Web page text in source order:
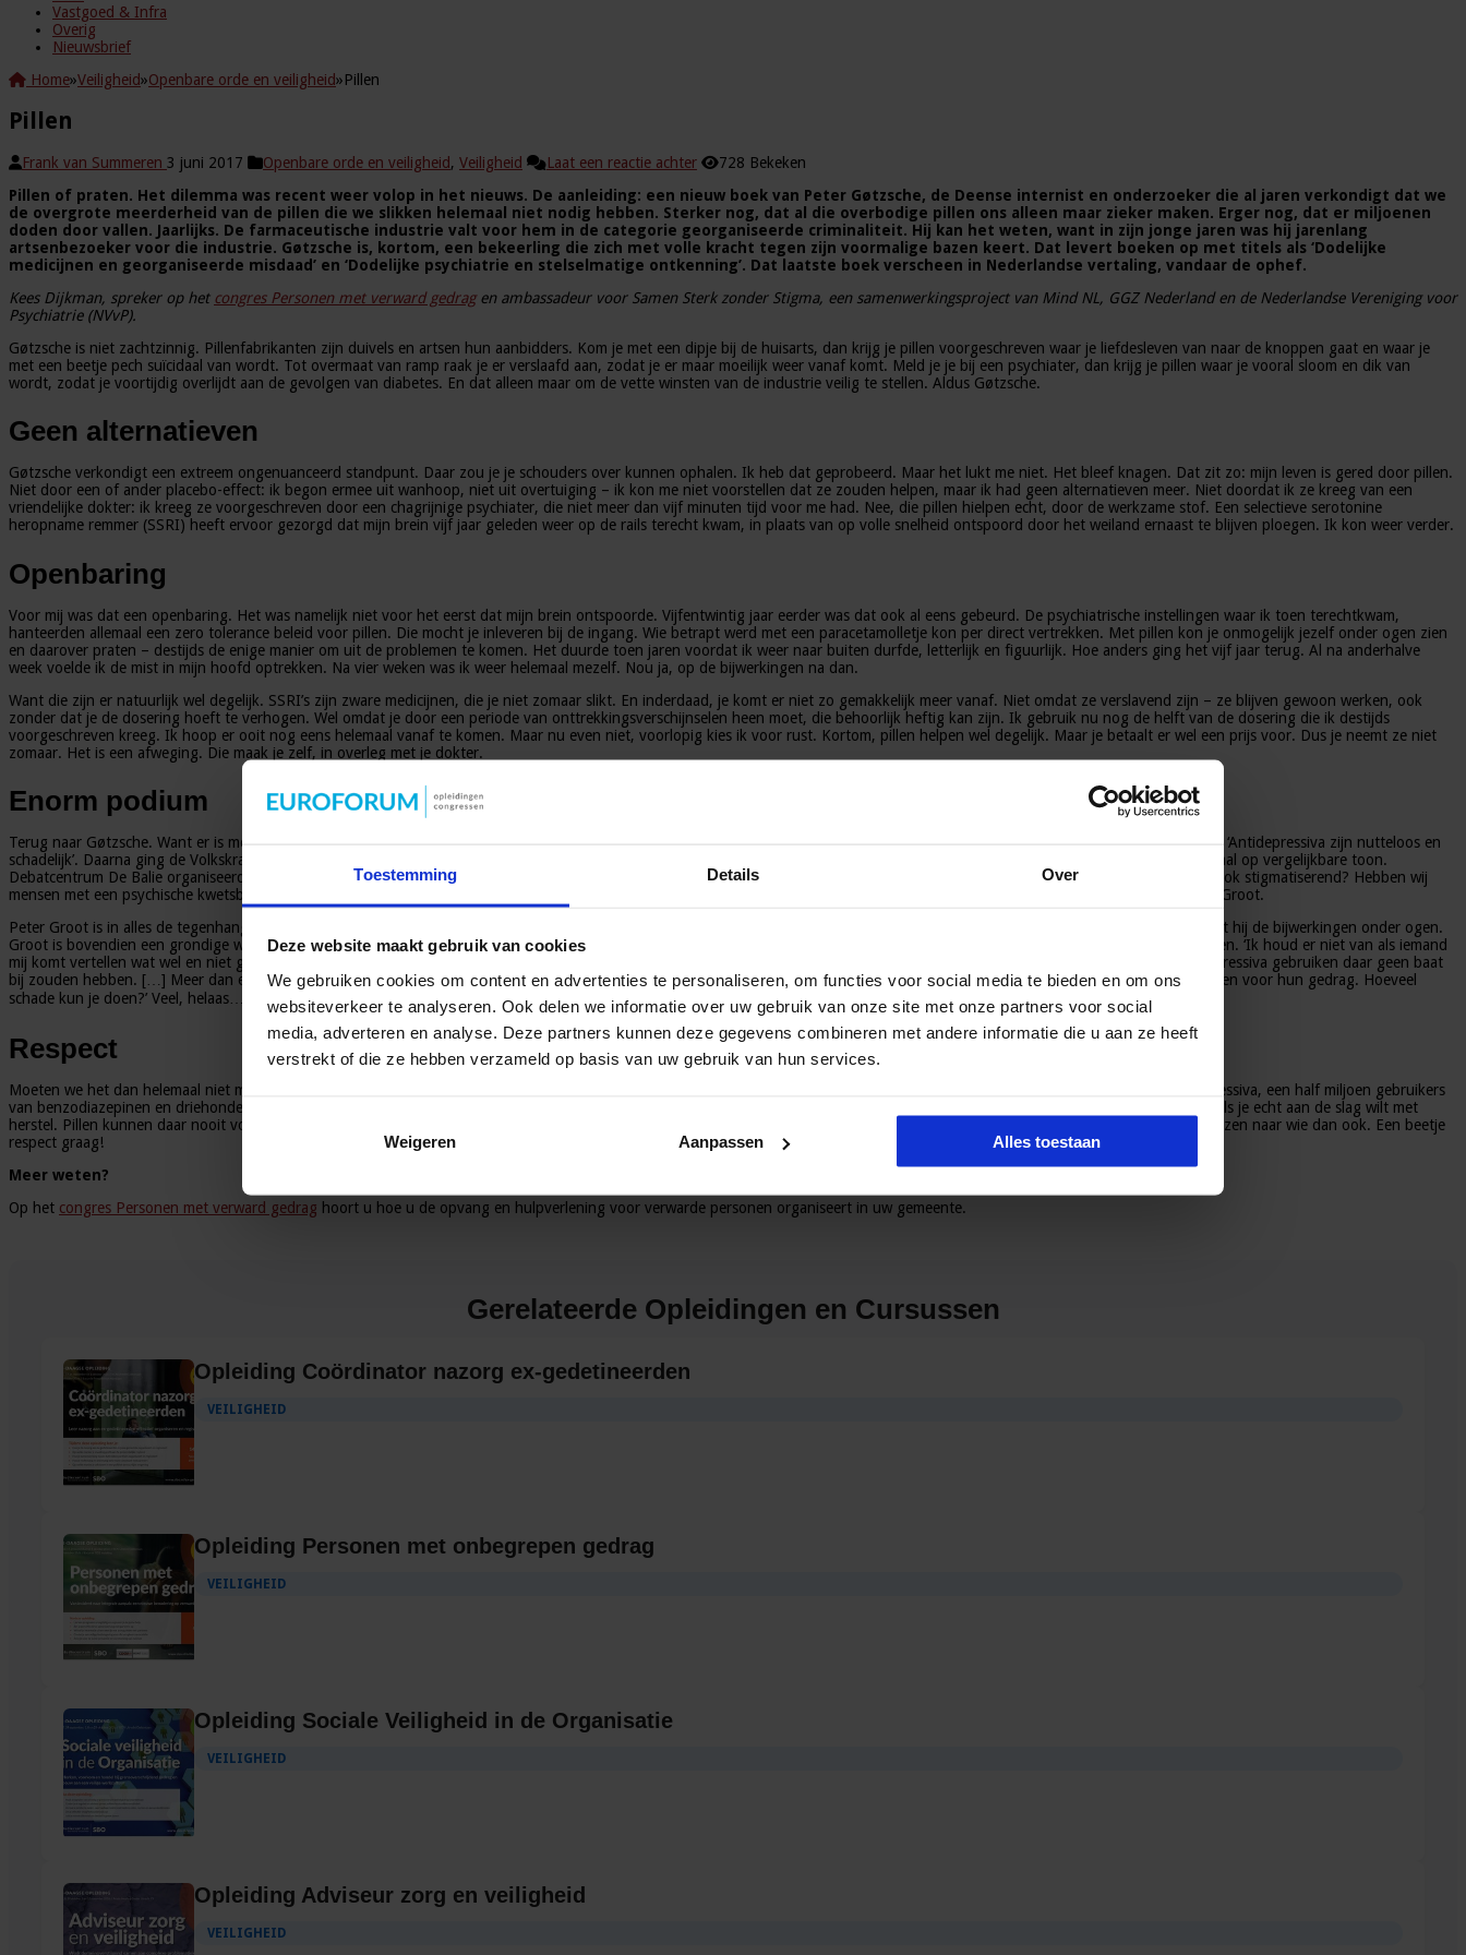
Toestemming Details Over
Deze website maakt gebruik van cookies
We gebruiken cookies om content en advertenties te personaliseren, om functies voor social media te bieden en om ons
websiteverkeer te analyseren. Ook delen we informatie over uw gebruik van onze site met onze partners voor social
media, adverteren en analyse. Deze partners kunnen deze gegevens combineren met andere informatie die u aan ze heeft
verstrekt of die ze hebben verzameld op basis van uw gebruik van hun services.
Weigeren Aanpassen Alles toestaan
Vastgoed & Infra
Overig
Nieuwsbrief
Home»Veiligheid»Openbare orde en veiligheid»Pillen
Pillen
Frank van Summeren 3 juni 2017 Openbare orde en veiligheid, Veiligheid Laat een reactie achter
728 Bekeken
Pillen of praten. Het dilemma was recent weer volop in het nieuws. De aanleiding: een nieuw boek van Peter Gøtzsche, de Deense internist en onderzoeker die al jaren verkondigt dat we
de overgrote meerderheid van de pillen die we slikken helemaal niet nodig hebben. Sterker nog, dat al die overbodige pillen ons alleen maar zieker maken. Erger nog, dat er miljoenen
doden door vallen. Jaarlijks. De farmaceutische industrie valt voor hem in de categorie georganiseerde criminaliteit. Hij kan het weten, want in zijn jonge jaren was hij jarenlang
artsenbezoeker voor die industrie. Gøtzsche is, kortom, een bekeerling die zich met volle kracht tegen zijn voormalige bazen keert. Dat levert boeken op met titels als ‘Dodelijke
medicijnen en georganiseerde misdaad’ en ‘Dodelijke psychiatrie en stelselmatige ontkenning’. Dat laatste boek verscheen in Nederlandse vertaling, vandaar de ophef.
Kees Dijkman, spreker op het congres Personen met verward gedragen ambassadeur voor Samen Sterk zonder Stigma, een samenwerkingsproject van Mind NL, GGZ Nederland en de Nederlandse Vereniging voor
Psychiatrie (NVvP).
Gøtzsche is niet zachtzinnig. Pillenfabrikanten zijn duivels en artsen hun aanbidders. Kom je met een dipje bij de huisarts, dan krijg je pillen voorgeschreven waar je liefdesleven van naar de knoppen gaat en waar je
met een beetje pech suïcidaal van wordt. Tot overmaat van ramp raak je er verslaafd aan, zodat je er maar moeilijk weer vanaf komt. Meld je je bij een psychiater, dan krijg je pillen waar je vooral sloom en dik van
wordt, zodat je voortijdig overlijdt aan de gevolgen van diabetes. En dat alleen maar om de vette winsten van de industrie veilig te stellen. Aldus Gøtzsche.
Geen alternatieven
Gøtzsche verkondigt een extreem ongenuanceerd standpunt. Daar zou je je schouders over kunnen ophalen. Ik heb dat geprobeerd. Maar het lukt me niet. Het bleef knagen. Dat zit zo: mijn leven is gered door pillen.
Niet door een of ander placebo-effect: ik begon ermee uit wanhoop, niet uit overtuiging – ik kon me niet voorstellen dat ze zouden helpen, maar ik had geen alternatieven meer. Niet doordat ik ze kreeg van een
vriendelijke dokter: ik kreeg ze voorgeschreven door een chagrijnige psychiater, die niet meer dan vijf minuten tijd voor me had. Nee, die pillen hielpen echt, door de werkzame stof. Een selectieve serotonine
heropname remmer (SSRI) heeft ervoor gezorgd dat mijn brein vijf jaar geleden weer op de rails terecht kwam, in plaats van op volle snelheid ontspoord door het weiland ernaast te blijven ploegen. Ik kon weer verder.
Openbaring
Voor mij was dat een openbaring. Het was namelijk niet voor het eerst dat mijn brein ontspoorde. Vijfentwintig jaar eerder was dat ook al eens gebeurd. De psychiatrische instellingen waar ik toen terechtkwam,
hanteerden allemaal een zero tolerance beleid voor pillen. Die mocht je inleveren bij de ingang. Wie betrapt werd met een paracetamolletje kon per direct vertrekken. Met pillen kon je onmogelijk jezelf onder ogen zien
en daarover praten – destijds de enige manier om uit de problemen te komen. Het duurde toen jaren voordat ik weer naar buiten durfde, letterlijk en figuurlijk. Hoe anders ging het vijf jaar terug. Al na anderhalve
week voelde ik de mist in mijn hoofd optrekken. Na vier weken was ik weer helemaal mezelf. Nou ja, op de bijwerkingen na dan.
Want die zijn er natuurlijk wel degelijk. SSRI’s zijn zware medicijnen, die je niet zomaar slikt. En inderdaad, je komt er niet zo gemakkelijk meer vanaf. Niet omdat ze verslavend zijn – ze blijven gewoon werken, ook
zonder dat je de dosering hoeft te verhogen. Wel omdat je door een periode van onttrekkingsverschijnselen heen moet, die behoorlijk heftig kan zijn. Ik gebruik nu nog de helft van de dosering die ik destijds
voorgeschreven kreeg. Ik hoop er ooit nog eens helemaal vanaf te komen. Maar nu even niet, voorlopig kies ik voor rust. Kortom, pillen helpen wel degelijk. Maar je betaalt er wel een prijs voor. Dus je neemt ze niet
zomaar. Het is een afweging. Die maak je zelf, in overleg met je dokter.
Enorm podium
Terug naar Gøtzsche. Want er is meer dat mij stoort: de man krijgt een enorm podium. Het dagblad Trouw begon ermee. Grote koppen: ‘Psycho-pillen doen meer kwaad dan goed’ en ‘Antidepressiva zijn nutteloos en
schadelijk’. Daarna ging de Volkskrant los met: ‘We zijn gehersenspoeld door de farmaceutische industrie’. Met citaathaken er omheen, dat dan weer wel. Talloze media volgden, allemaal op vergelijkbare toon.
Debatcentrum De Balie organiseerde een publiek debat met Gøtzsche, onder de titel ‘Hoe de psychiatrie de weg is kwijtgeraakt’. Allemaal veel te veel eer, wat mij betreft. Maar is het ook stigmatiserend? Hebben wij
mensen met een psychische kwetsbaarheid hier last van? Zo voelt het wel, maar klopt dat gevoel? Ik besloot om naar de opname van het debat te gaan kijken.1 Zo ontdekte ik Peter Groot.
Peter Groot is in alles de tegenhanger van Peter Gøtzsche. Groot is ervaringsdeskundig: hij gebruikt zelf antidepressiva. Net als velen van ons ervaart hij dagelijks de voordelen en ziet hij de bijwerkingen onder ogen.
Groot is bovendien een grondige wetenschappelijke onderzoeker, die zijn leven wijdt aan het uitpuzzelen van verantwoorde methodes om het gebruik van psychofarmaca af te bouwen. ‘Ik houd er niet van als iemand
mij komt vertellen wat wel en niet goed voor me is,’ begon Groot. Gelijk raak. En even later: ‘Ik denk dat het enorm beschadigend is om te stellen dat 98% van alle mensen die antidepressiva gebruiken daar geen baat
bij zouden hebben. […] Meer dan een miljoen mensen in Nederland die antidepressiva gebruiken krijgen de boodschap dat ze stommelingen zijn en dat ze zich zouden moeten schamen voor hun gedrag. Hoeveel
schade kun je doen?’ Veel, helaas…
Respect
Moeten we het dan helemaal niet meer hebben over het voorschrijfgedrag van huisartsen en psychiaters? Mogen we geen vragen meer stellen bij een miljoen gebruikers van antidepressiva, een half miljoen gebruikers
van benzodiazepinen en driehonderdduizend gebruikers van antipsychotica? Natuurlijk wel! Want tja, dat zijn er natuurlijk wel heel erg veel. En zeker, menselijk contact is onmisbaar als je echt aan de slag wilt met
herstel. Pillen kunnen daar nooit voor in de plaats komen. Maar ik zou die discussie graag voeren zonder mensen aan te vallen op hun keuzes of met een beschuldigende vinger te wijzen naar wie dan ook. Een beetje
respect graag!
Meer weten?
Op het congres Personen met verward gedrag hoort u hoe u de opvang en hulpverlening voor verwarde personen organiseert in uw gemeente.
Gerelateerde Opleidingen en Cursussen
Opleiding Coördinator nazorg ex-gedetineerden
VEILIGHEID
Opleiding Personen met onbegrepen gedrag
VEILIGHEID
Opleiding Sociale Veiligheid in de Organisatie
VEILIGHEID
Opleiding Adviseur zorg en veiligheid
VEILIGHEID